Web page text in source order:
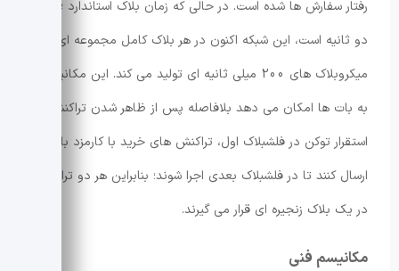
رفتار سفارش ها شده است. در حالی که زمان بلاک استاندارد Base
دو ثانیه است، این شبکه اکنون در هر بلاک کامل مجموعه ای از
میکروبلاک های 200 میلی ثانیه ای تولید می کند. این مکانیسم
به بات ها امکان می دهد بلافاصله پس از ظاهر شدن تراکنش
استقرار توکن در فلشبلاک اول، تراکنش های خرید با کارمزد بالاتر
ارسال کنند تا در فلشبلاک بعدی اجرا شوند؛ بنابراین هر دو تراکنش
در یک بلاک زنجیره ای قرار می گیرند.
مکانیسم فنی